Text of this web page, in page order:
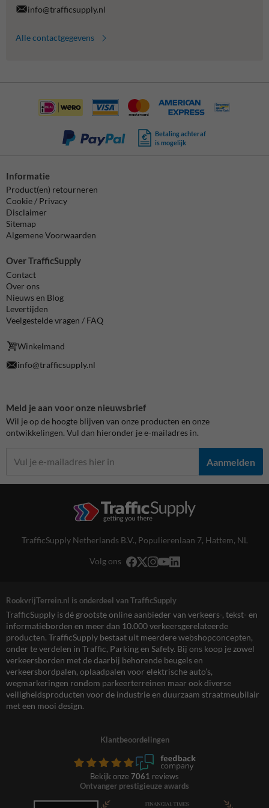
info@trafficsupply.nl
Alle contactgegevens
Betaling achteraf
is mogelijk
Informatie
Product(en) retourneren
Cookie / Privacy
Disclaimer
Sitemap
Algemene Voorwaarden
Over TrafficSupply
Contact
Over ons
Nieuws en Blog
Levertijden
Veelgestelde vragen / FAQ
Winkelmand
info@trafficsupply.nl
Meld je aan voor onze nieuwsbrief
Wil je op de hoogte blijven van onze producten en onze
ontwikkelingen. Vul dan hieronder je e-mailadres in.
Aanmelden
TrafficSupply Netherlands B.V., Populierenlaan 7, Hattem, NL
Volg ons
RookvrijTerrein.nl is onderdeel van TrafficSupply
TrafficSupply is dé grootste online aanbieder van verkeers-, tekst- en
informatieborden en meer dan 10.000 verkeersgerelateerde
producten. TrafficSupply bestaat uit meerdere webshopconcepten,
onder te verdelen in Traffic, Parking en Safety. Bij ons koop je zowel
verkeersborden met de daarbij behorende beugels en
verkeersbordpalen, oplaadpalen voor elektrische auto’s,
wegmarkeringen rondom parkeerterreinen maar ook diverse
veiligheidsproducten voor de industrie en duurzaam straatmeubilair
met een mooi design.
Klantbeoordelingen
Bekijk onze 7061 reviews
Ontvanger prestigieuze awards